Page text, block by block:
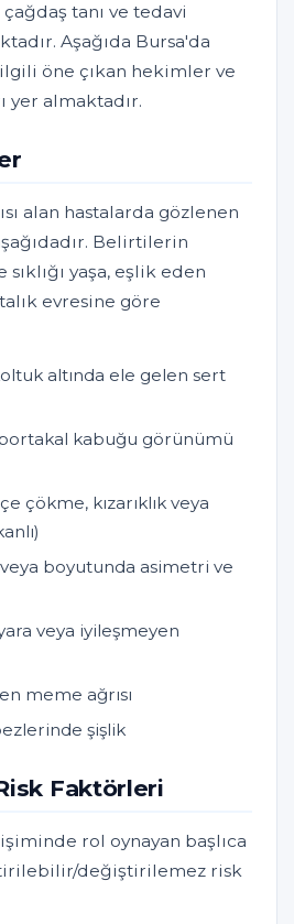
tanı ve tedavi
Aşağıda Bursa'da
öne çıkan hekimler ve
yer almaktadır.
alan hastalarda gözlenen
Belirtilerin
yaşa, eşlik eden
evresine göre
altında ele gelen sert
kabuğu görünümü
çökme, kızarıklık veya
boyutunda asimetri ve
veya iyileşmeyen
meme ağrısı
şişlik
Faktörleri
rol oynayan başlıca
değiştirilemez risk